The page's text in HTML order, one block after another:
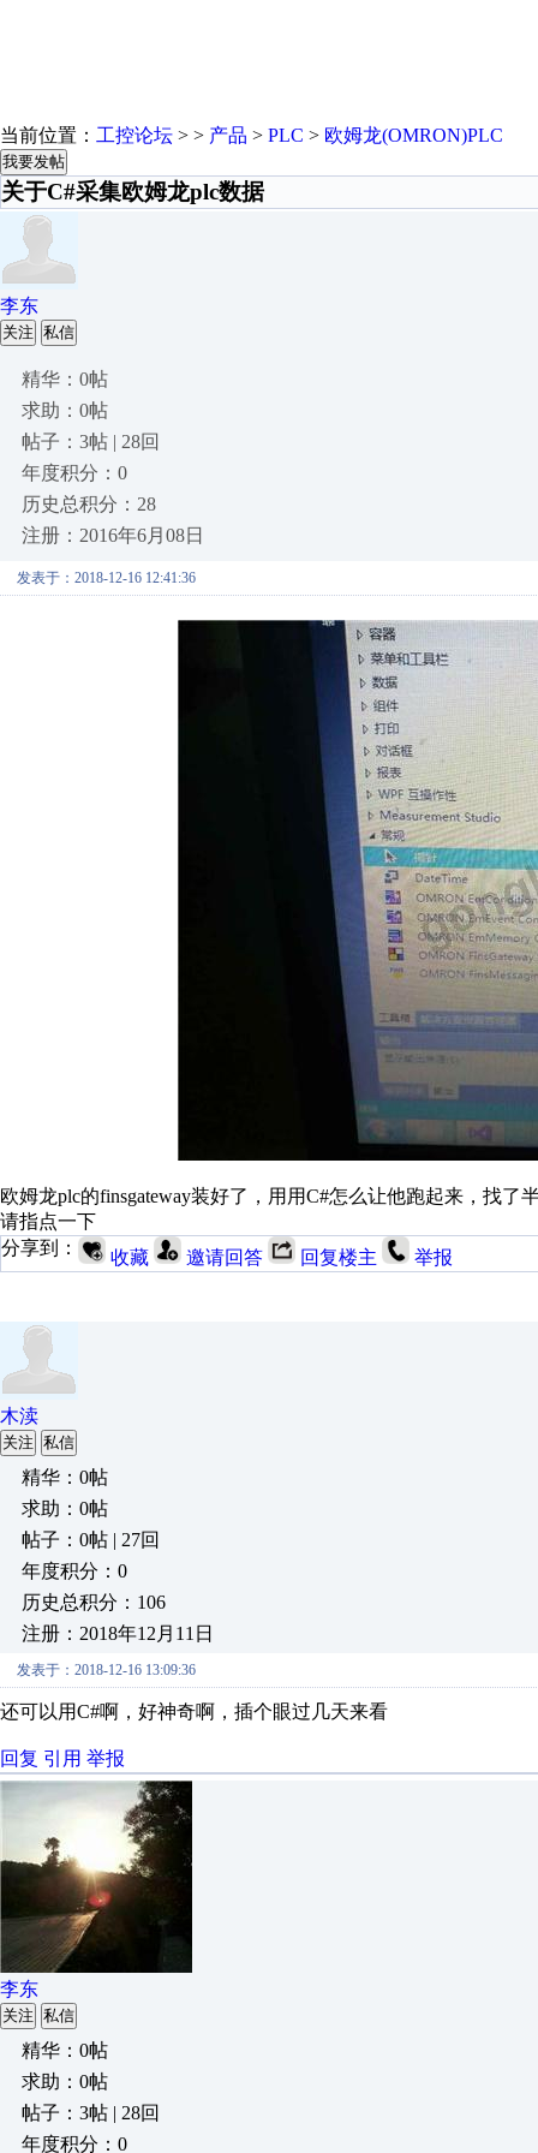
当前位置： 工控论坛 > > 产品 > PLC > 欧姆龙(OMRON)PLC
我要发帖
关于C#采集欧姆龙plc数据
李东
关注 私信
精华：0帖
求助：0帖
帖子：3帖 | 28回
年度积分：0
历史总积分：28
注册：2016年6月08日
发表于：2018-12-16 12:41:36
欧姆龙plc的finsgateway装好了，用用C#怎么让他跑起来，找
请指点一下
分享到：
收藏 邀请回答 回复楼主 举报
木渎
关注 私信
精华：0帖
求助：0帖
帖子：0帖 | 27回
年度积分：0
历史总积分：106
注册：2018年12月11日
发表于：2018-12-16 13:09:36
还可以用C#啊，好神奇啊，插个眼过几天来看
回复 引用 举报
李东
关注 私信
精华：0帖
求助：0帖
帖子：3帖 | 28回
年度积分：0